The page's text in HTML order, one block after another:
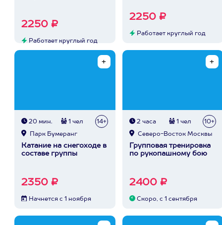
2250 ₽
Работает круглый год
2250 ₽
Работает круглый год
20 мин. 1 чел 14+
Парк Бумеранг
Катание на снегоходе в
составе группы
2350 ₽
Начнется с 1 ноября
2 часа 1 чел 10+
Северо-Восток Москвы
Групповая тренировка
по рукопашному бою
2400 ₽
Скоро, с 1 сентября